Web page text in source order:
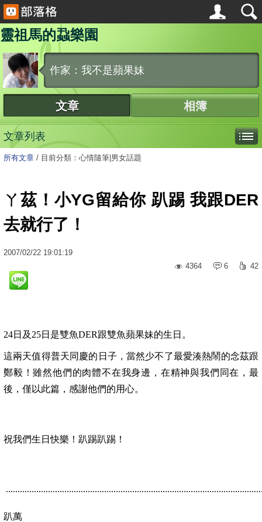
靈祖馬的蝨樂園
作家：我不是蘋果妹
文章 相簿
文章列表
所有文章 / 目前分類：心情隨筆|男女話題
ㄚ茲！小YG留給你 趴踢 我跟DER
去就行了！
2007/02/22 19:01:19
4364
6 42
24日及 25日是雙魚DER跟雙魚蘋果妹的生日。
這兩天值得普天同慶的日子，當然少不了最愛湊熱鬧的念茲跟
鄭毅！雖然他們的肉體不在我身邊，在精神與我們同在，最
後，僅以此篇，感謝他們的用心。
祝我們生日快樂！趴踢趴踢！
趴萬